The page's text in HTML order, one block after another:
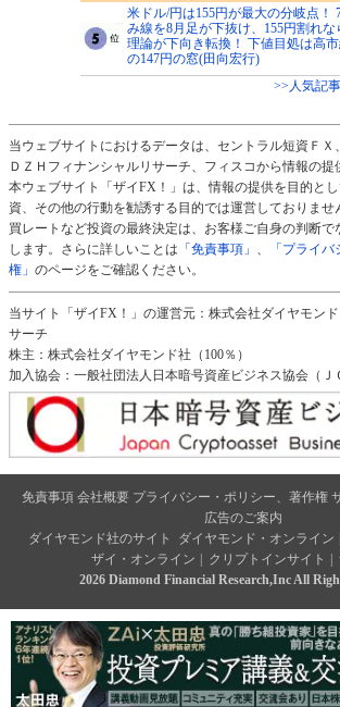
米ドル/円は155円が最大の分岐点！
み線を8月足が下抜け、155円割れな
理論が下向き転換！ 下値目処は高
の147円の窓(田向宏行)
>>人気記
当ウェブサイトにおけるデータは、セントラル短資ＦＸ
ＤＺＨフィナンシャルリサーチ、フィスコから情報の提
本ウェブサイト「ザイFX！」は、情報の提供を目的と
資、その他の行動を勧誘する目的では運営しておりま
買レートなど投資の最終決定は、お客様ご自身の判断で
します。さらに詳しいことは 「免責事項」 、
「プライ
権」 のページをご確認ください。
当サイト「ザイFX！」の運営元：株式会社ダイヤモン
サーチ
株主：株式会社ダイヤモンド社（100％）
加入協会：一般社団法人日本暗号資産ビジネス協会（Ｊ
免責事項 会社概要 プライバシー・ポリシー、著作権
広告のご案内
ダイヤモンド社のサイト
ダイヤモンド・オンライン
ザイ・オンライン
クリプトインサイト
2026 Diamond Financial Research,Inc All